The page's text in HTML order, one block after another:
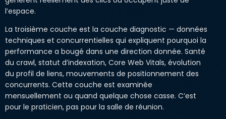
l’espace.
La troisième couche est la couche diagnostic — données
techniques et concurrentielles qui expliquent pourquoi la
performance a bougé dans une direction donnée. Santé
du crawl, statut d’indexation, Core Web Vitals, évolution
du profil de liens, mouvements de positionnement des
concurrents. Cette couche est examinée
mensuellement ou quand quelque chose casse. C’est
pour le praticien, pas pour la salle de réunion.